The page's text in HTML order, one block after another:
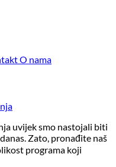
O nama
uvijek smo nastojali biti
Zato, pronađite naš
programa koji